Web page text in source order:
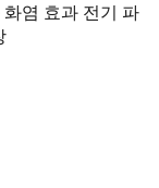
염 효과 전기 파